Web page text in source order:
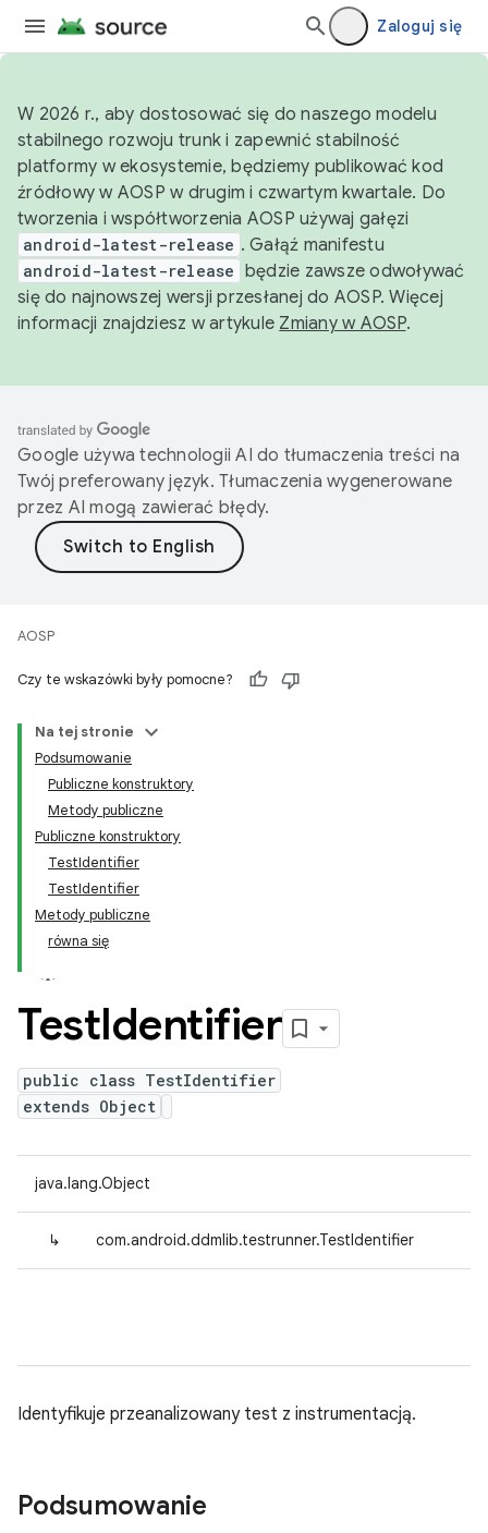
Zaloguj się
W 2026 r., aby dostosować się do naszego modelu
stabilnego rozwoju trunk i zapewnić stabilność
platformy w ekosystemie, będziemy publikować kod
źródłowy w AOSP w drugim i czwartym kwartale. Do
tworzenia i współtworzenia AOSP używaj gałęzi
android-latest-release . Gałąź manifestu
android-latest-release będzie zawsze odwoływać
się do najnowszej wersji przesłanej do AOSP. Więcej
informacji znajdziesz w artykule Zmiany w AOSP.
Google używa technologii AI do tłumaczenia treści na
Twój preferowany język. Tłumaczenia wygenerowane
przez AI mogą zawierać błędy.
AOSP
Czy te wskazówki były pomocne?
Na tej stronie
Podsumowanie
Publiczne konstruktory
Metody publiczne
Publiczne konstruktory
TestIdentifier
TestIdentifier
Metody publiczne
równa się
TestIdentifier
public class TestIdentifier
extends Object
java.lang.Object
↳ com.android.ddmlib.testrunner.TestIdentifier
Identyfikuje przeanalizowany test z instrumentacją.
Podsumowanie